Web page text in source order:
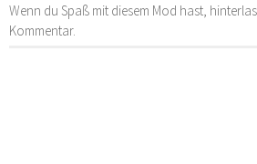
Wenn du Spaß mit diesem Mod hast,
Kommentar.